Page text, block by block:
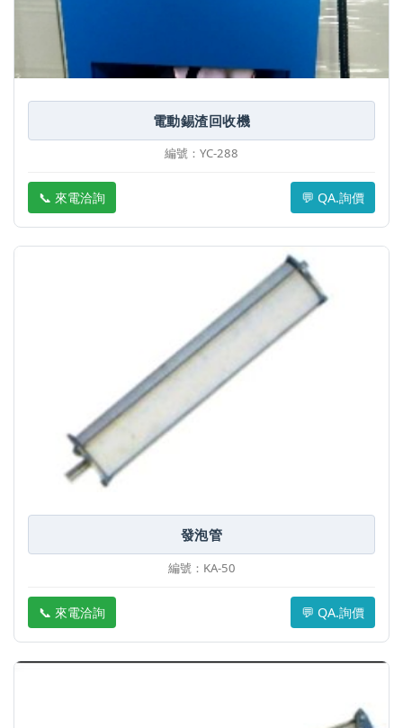
電動錫渣回收機
編號：YC-288
📞 來電洽詢 💬 QA.詢價
發泡管
編號：KA-50
📞 來電洽詢 💬 QA.詢價